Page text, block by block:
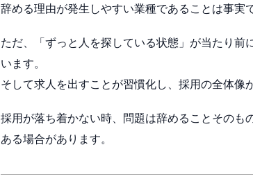
辞める理由が発生しやすい業種であることは事実
ただ、「ずっと人を探している状態」が当たり前
います。
そして求人を出すことが習慣化し、採用の全体像
採用が落ち着かない時、問題は辞めることそのも
ある場合があります。